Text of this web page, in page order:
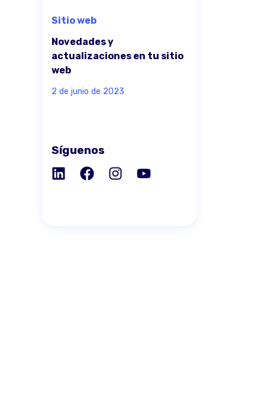
Sitio web
Novedades y
actualizaciones en tu sitio
web
2 de junio de 2023
Síguenos